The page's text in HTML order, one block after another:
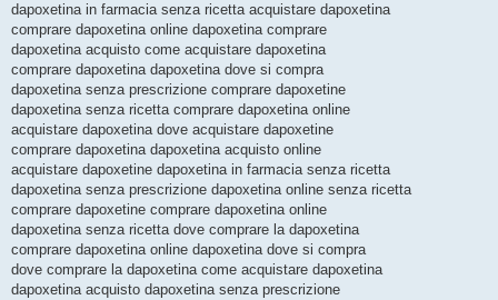
dapoxetina in farmacia senza ricetta acquistare dapoxetina
comprare dapoxetina online dapoxetina comprare
dapoxetina acquisto come acquistare dapoxetina
comprare dapoxetina dapoxetina dove si compra
dapoxetina senza prescrizione comprare dapoxetine
dapoxetina senza ricetta comprare dapoxetina online
acquistare dapoxetina dove acquistare dapoxetine
comprare dapoxetina dapoxetina acquisto online
acquistare dapoxetine dapoxetina in farmacia senza ricetta
dapoxetina senza prescrizione dapoxetina online senza ricetta
comprare dapoxetine comprare dapoxetina online
dapoxetina senza ricetta dove comprare la dapoxetina
comprare dapoxetina online dapoxetina dove si compra
dove comprare la dapoxetina come acquistare dapoxetina
dapoxetina acquisto dapoxetina senza prescrizione